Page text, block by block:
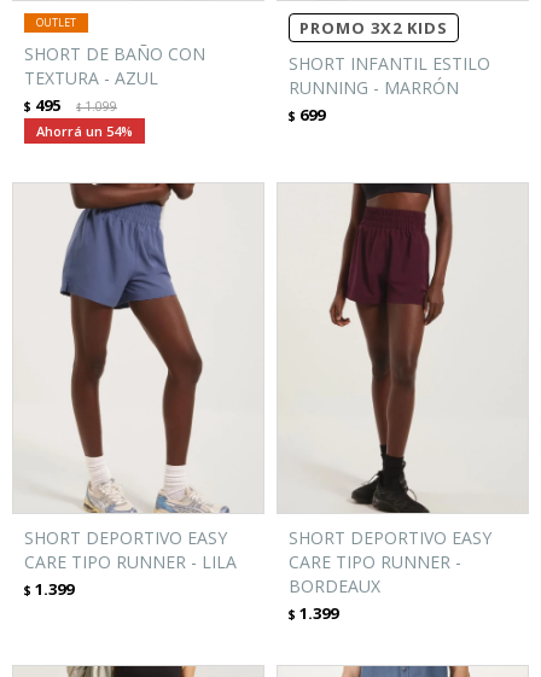
SHORT DE BAÑO CON
TEXTURA - AZUL
$ 495 $1.099
54
PROMO 3X2 KIDS
SHORT INFANTIL ESTILO
RUNNING - MARRÓN
$ 699
SHORT DEPORTIVO EASY
CARE TIPO RUNNER - LILA
$ 1.399
SHORT DEPORTIVO EASY
CARE TIPO RUNNER -
BORDEAUX
$ 1.399